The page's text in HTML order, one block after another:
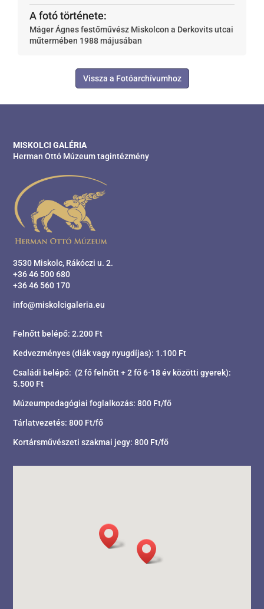
A fotó története:
Máger Ágnes festőművész Miskolcon a Derkovits utcai
műtermében 1988 májusában
Vissza a Fotóarchívumhoz
MISKOLCI GALÉRIA
Herman Ottó Múzeum tagintézmény
3530 Miskolc, Rákóczi u. 2.
+36 46 500 680
+36 46 560 170
info@miskolcigaleria.eu
Felnőtt belépő: 2.200 Ft
Kedvezményes (diák vagy nyugdíjas): 1.100 Ft
Családi belépő: (2 fő felnőtt + 2 fő 6-18 év közötti gyerek):
5.500 Ft
Múzeumpedagógiai foglalkozás: 800 Ft/fő
Tárlatvezetés: 800 Ft/fő
Kortársművészeti szakmai jegy: 800 Ft/fő